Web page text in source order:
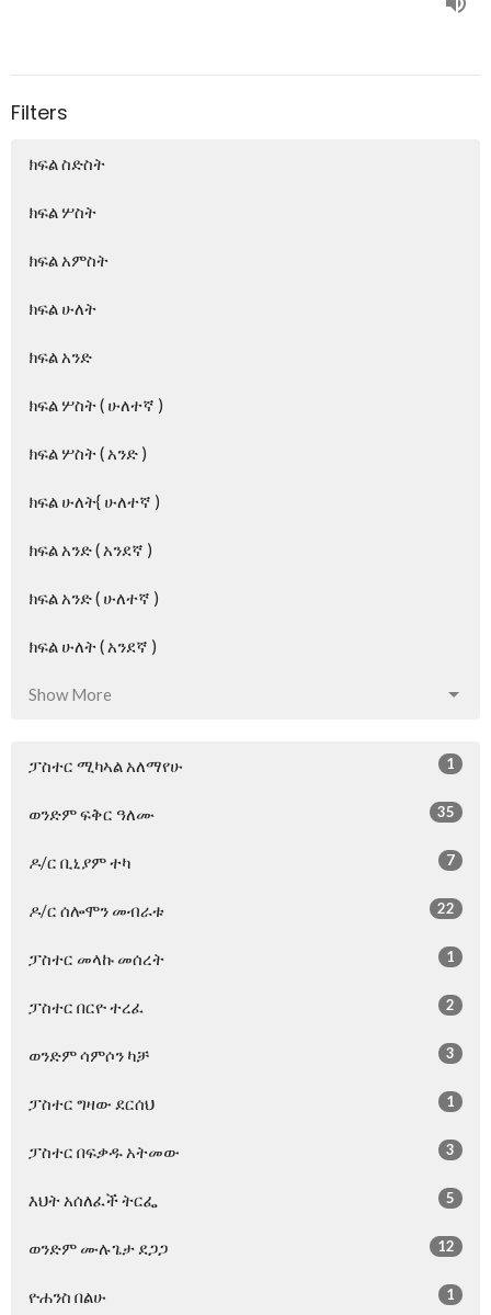
Filters
ክፍል ስድስት
ክፍል ሦስት
ክፍል አምስት
ክፍል ሁለት
ክፍል አንድ
ክፍል ሦስት ( ሁለተኛ )
ክፍል ሦስት ( አንድ )
ክፍል ሁለት{ ሁለተኛ )
ክፍል አንድ ( አንደኛ )
ክፍል አንድ ( ሁለተኛ )
ክፍል ሁለት ( አንደኛ )
Show More
ፓስተር ሚካኣል አለማየሁ 1
ወንድም ፍቅር ዓለሙ 35
ዶ/ር ቢኒያም ተካ 7
ዶ/ር ሰሎሞን መብራቱ 22
ፓስተር መላኩ መሰረት 1
ፓስተር በርዮ ተረፈ 2
ወንድም ሳምሶን ካቻ 3
ፓስተር ግዛው ደርሰህ 1
ፓስተር በፍቃዱ አትመው 3
እህት አሰለፈች ትርፌ 5
ወንድም ሙሉጌታ ደጋጋ 12
ዮሐንስ በልሁ 1